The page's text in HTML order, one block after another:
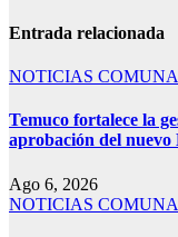
Entrada relacionada
NOTICIAS
Temuco fortalece la
aprobación del nuevo
Ago 6, 2026
NOTICIAS